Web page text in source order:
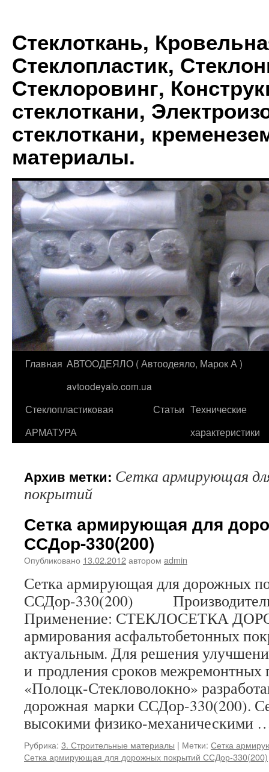
Стеклоткань,
Стеклопластик,
Стеклоровинг,
стеклоткани,
стеклоткани,
материалы.
Перейти
содержимому
Главная АВТООДЕЯЛО ( Автоодеяло, Марок А )
avtoodeyalo.com.ua
Стеклопластиковая
АРМАТУРА
Статьи Технические
характеристики
Архив метки: Сетка армирующая
покрытий
Сетка армирующая для
ССДор-330(200)
Опубликовано 13.02.2012автором admin
Сетка армирующая для дорожных
ССДор-330(200)
Применение: СТЕКЛОСЕТКА
армирования асфальтобетонных
актуальным. Для решения
и продления сроков
«Полоцк-Стекловолокно»
дорожная марки ССДор-330(200).
высокими физико-механическими
Рубрика: 3. Строительные материалы | Метки: Сетка
Сетка армирующая для дорожных покрытий ССДор-330(200)